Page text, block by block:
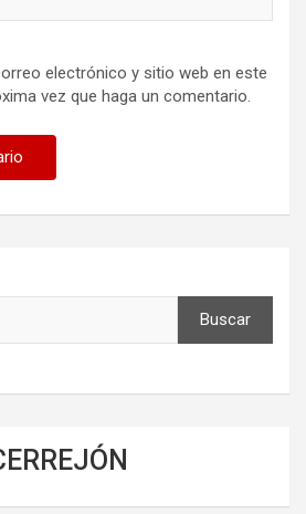
electrónico y sitio web en este
vez que haga un comentario.
Buscar